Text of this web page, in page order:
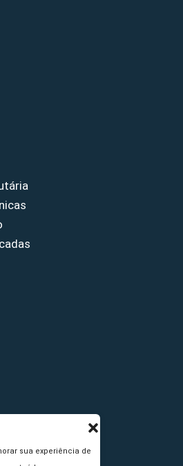
sua experiência de